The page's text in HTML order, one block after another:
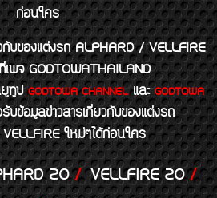
ก่อนใคร
บของแต่งรถ ALPHARD / VELLFIRE
เพจ GODTOWATHAILAND
ยูทูปGODTOWA CHANNELและGODTOWA
บข้อมูลข่าวสารเกี่ยวกับของแต่งรถ
ใหม่ๆได้ก่อนใคร
20/VELLFIRE 20/